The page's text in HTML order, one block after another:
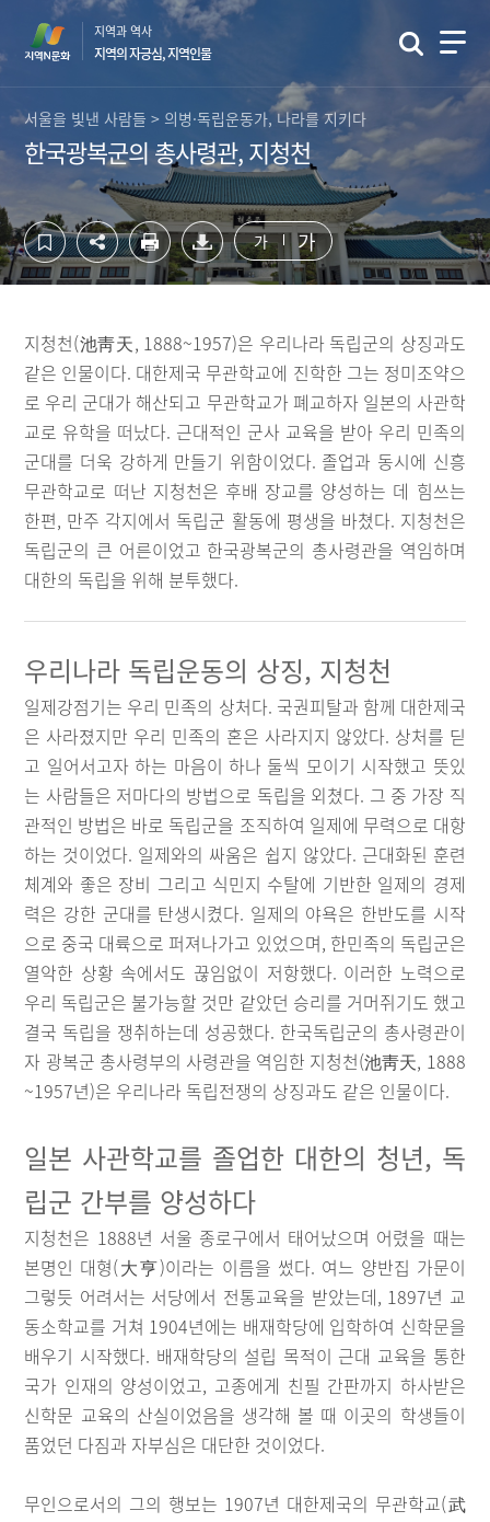
츠
영
역
바
기
영
역
바
로
지역과 역사
지역의 자긍심, 지역인물
서울을 빛낸 사람들 > 의병·독립운동가, 나라를 지키다
한국광복군의 총사령관, 지청천
가 가
지청천(池靑天, 1888~1957)은 우리나라 독립군의 상징과도
같은 인물이다. 대한제국 무관학교에 진학한 그는 정미조약으
로 우리 군대가 해산되고 무관학교가 폐교하자 일본의 사관학
교로 유학을 떠났다. 근대적인 군사 교육을 받아 우리 민족의
군대를 더욱 강하게 만들기 위함이었다. 졸업과 동시에 신흥
무관학교로 떠난 지청천은 후배 장교를 양성하는 데 힘쓰는
한편, 만주 각지에서 독립군 활동에 평생을 바쳤다. 지청천은
독립군의 큰 어른이었고 한국광복군의 총사령관을 역임하며
대한의 독립을 위해 분투했다.
우리나라 독립운동의 상징, 지청천
일제강점기는 우리 민족의 상처다. 국권피탈과 함께 대한제국
은 사라졌지만 우리 민족의 혼은 사라지지 않았다. 상처를 딛
고 일어서고자 하는 마음이 하나 둘씩 모이기 시작했고 뜻있
는 사람들은 저마다의 방법으로 독립을 외쳤다. 그 중 가장 직
관적인 방법은 바로 독립군을 조직하여 일제에 무력으로 대항
하는 것이었다. 일제와의 싸움은 쉽지 않았다. 근대화된 훈련
체계와 좋은 장비 그리고 식민지 수탈에 기반한 일제의 경제
력은 강한 군대를 탄생시켰다. 일제의 야욕은 한반도를 시작
으로 중국 대륙으로 퍼져나가고 있었으며, 한민족의 독립군은
열악한 상황 속에서도 끊임없이 저항했다. 이러한 노력으로
우리 독립군은 불가능할 것만 같았던 승리를 거머쥐기도 했고
결국 독립을 쟁취하는데 성공했다. 한국독립군의 총사령관이
자 광복군 총사령부의 사령관을 역임한 지청천(池靑天, 1888
~1957년)은 우리나라 독립전쟁의 상징과도 같은 인물이다.
일본 사관학교를 졸업한 대한의 청년, 독
립군 간부를 양성하다
지청천은 1888년 서울 종로구에서 태어났으며 어렸을 때는
본명인 대형(大亨)이라는 이름을 썼다. 여느 양반집 가문이
그렇듯 어려서는 서당에서 전통교육을 받았는데, 1897년 교
동소학교를 거쳐 1904년에는 배재학당에 입학하여 신학문을
배우기 시작했다. 배재학당의 설립 목적이 근대 교육을 통한
국가 인재의 양성이었고, 고종에게 친필 간판까지 하사받은
신학문 교육의 산실이었음을 생각해 볼 때 이곳의 학생들이
품었던 다짐과 자부심은 대단한 것이었다.
무인으로서의 그의 행보는 1907년 대한제국의 무관학교(武